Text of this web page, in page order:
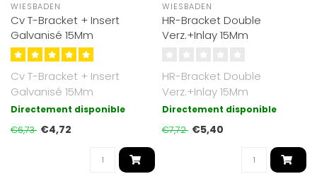
WIESBADEN
Cv T-Bracket + Insert
Galvanisé 15Mm
Cv T-Bracket + Insert
Galvanisé 15Mm
Directement disponible
€6,73 €4,72
WIESBADEN
HR-Bracket Double
Verz.+Inlay 15Mm
HR-Bracket Double
Verz.+Inlay 15Mm
Directement disponible
€7,72 €5,40